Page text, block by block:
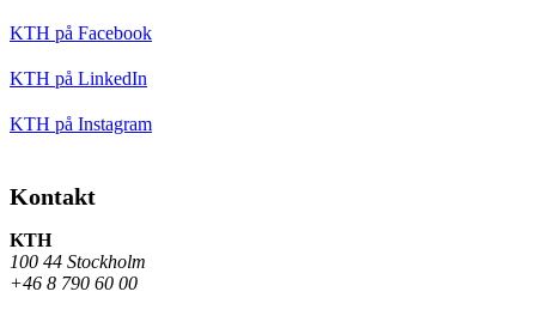
KTH på Facebook
KTH på LinkedIn
KTH på Instagram
Kontakt
KTH
100 44 Stockholm
+46 8 790 60 00